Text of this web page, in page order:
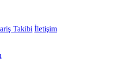
Takibi İletişim